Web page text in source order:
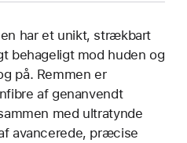
har et unikt, strækbart
behageligt mod huden og
på. Remmen er
af genanvendt
med ultratynde
avancerede, præcise